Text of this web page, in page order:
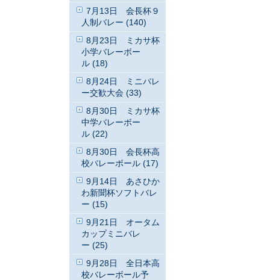
7月13日 会長杯９
人制バレー (140)
8月23日 ミカサ杯
小学バレーボー
ル (18)
8月24日 ミニバレ
ー交歓大会 (33)
8月30日 ミカサ杯
中学バレーボー
ル (22)
8月30日 会長杯高
校バレーボール (17)
9月14日 あさひか
わ新聞杯ソフトバレ
ー (15)
9月21日 オータム
カップミニバレ
ー (25)
9月28日 全日本高
校バレーボール予